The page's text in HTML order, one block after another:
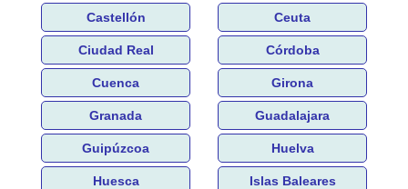
Castellón Ceuta
Ciudad Real Córdoba
Cuenca Girona
Granada Guadalajara
Guipúzcoa Huelva
Huesca Islas Baleares